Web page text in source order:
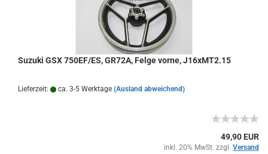
Suzuki GSX 750EF/ES, GR72A, Felge vorne, J16xMT2.15
Lieferzeit: ca. 3-5 Werktage (Ausland abweichend)
49,90 EUR
inkl. 20% MwSt. zzgl. Versand